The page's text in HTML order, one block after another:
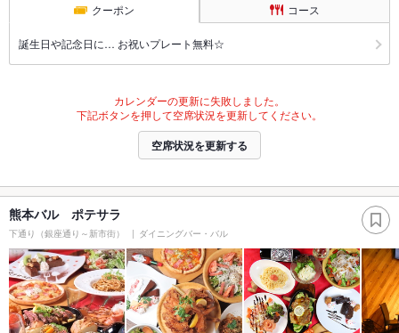
クーポン コース
誕生日や記念日に… お祝いプレート無料☆
カレンダーの更新に失敗しました。
下記ボタンを押して空席状況を更新してください。
空席状況を更新する
熊本バル ポテサラ
下通り（銀座通り～新市街） ダイニングバー・バル